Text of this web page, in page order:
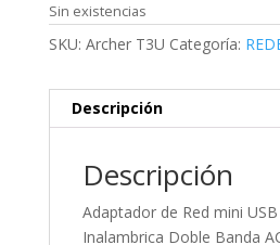
Sin existencias
SKU: Archer T3U Categoría:
Descripción
Descripción
Adaptador de Red mini
Inalambrica Doble Banda